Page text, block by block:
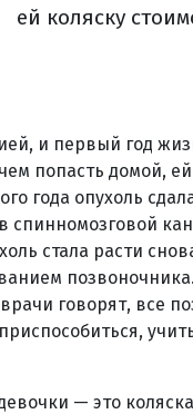
ей коляску
и первый год
попасть домой,
года опухоль
спинномозговой
стала расти
говорят, все
— это